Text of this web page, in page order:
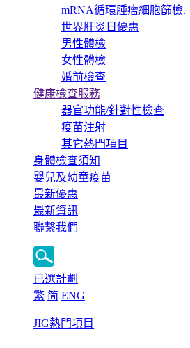
mRNA循環腫瘤細胞篩檢.
世界肝炎日優惠
男性體檢
女性體檢
婚前檢查
健康檢查服務
器官功能/針對性檢查
疫苗注射
其它熱門項目
身體檢查須知
嬰兒及幼童疫苗
最新優惠
最新資訊
聯繫我們
已選計劃
繁 简 ENG
JIG熱門項目